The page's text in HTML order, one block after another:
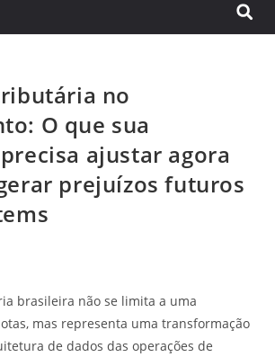
no
O que sua
ajustar agora
prejuízos futuros
brasileira não se limita a uma
mas representa uma transformação
de dados das operações de